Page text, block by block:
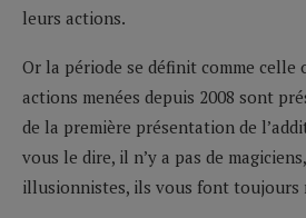
leurs actions.
Or la période se définit comme celle
actions menées depuis 2008 sont
de la première présentation de
vous le dire, il n’y a pas de
illusionnistes, ils vous font toujours